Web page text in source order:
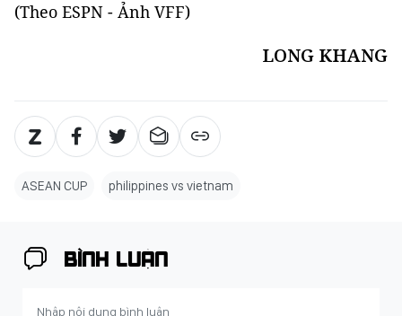
(Theo ESPN - Ảnh VFF)
LONG KHANG
ASEAN CUP philippines vs vietnam
BÌNH LUẬN